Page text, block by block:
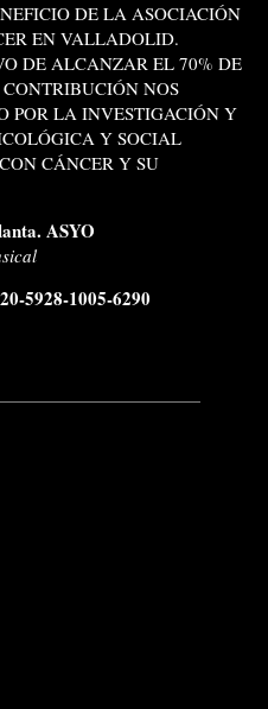
DE LA ASOCIACIÓN
EN VALLADOLID.
DE ALCANZAR EL 70% DE
NOS
POR LA INVESTIGACIÓN Y
Y SOCIAL
CÁNCER Y SU
ASYO
5928-1005-6290